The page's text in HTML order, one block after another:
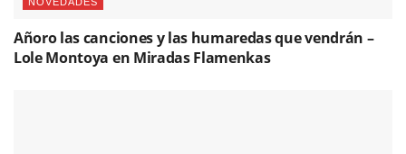
Añoro las canciones y las humaredas que vendrán –
Lole Montoya en Miradas Flamenkas